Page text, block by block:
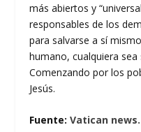
más abiertos y
responsables de los
para salvarse a sí
humano, cualquiera
Comenzando por los
Jesús.
Fuente: Vatican news.